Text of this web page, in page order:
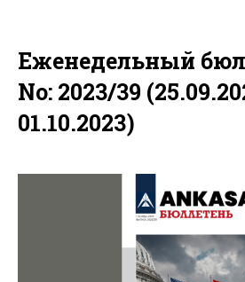
Еженедельный
No: 2023/39
01.10.2023)